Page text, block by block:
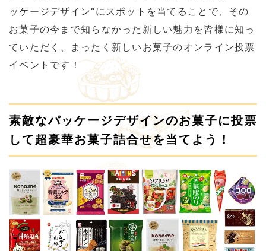
ッケージデザイン“にスポットを当てることで、その
お菓子の今まで知らなかった新しい魅力を皆様に知っ
ていただく、まったく新しいお菓子のオンライン投票
イベントです！
素敵なパッケージデザインのお菓子に投票
して超豪華お菓子詰合せを当てよう！